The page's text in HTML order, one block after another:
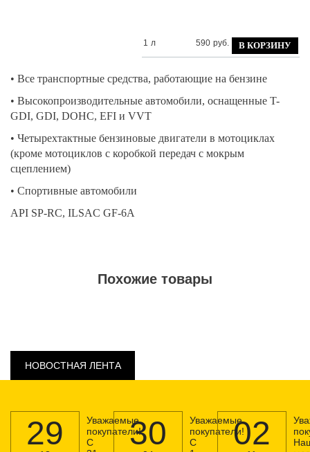
1 л 590 руб.
• Все транспортные средства, работающие на бензине
• Высокопроизводительные автомобили, оснащенные T-
GDI, GDI, DOHC, EFI и VVT
• Четырехтактные бензиновые двигатели в мотоциклах
(кроме мотоциклов с коробкой передач с мокрым
сцеплением)
• Спортивные автомобили
API SP-RC, ILSAC GF-6A
Похожие товары
НОВОСТНАЯ ЛЕНТА
29
Уважаемые
покупатели!
С
30
Уважаемые
покупатели!
С
02